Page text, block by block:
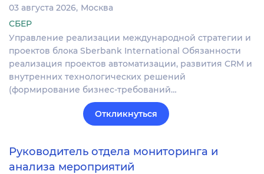
03 августа 2026 Москва
СБЕР
Управление реализации международной стратегии и
проектов блока Sberbank International Обязанности
реализация проектов автоматизации, развития CRM и
внутренних технологических решений
(формирование бизнес-требований…
Откликнуться
Руководитель отдела мониторинга и
анализа мероприятий